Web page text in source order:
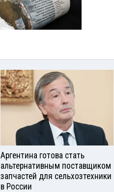
Аргентина готова стать
альтернативным поставщиком
запчастей для сельхозтехники
в России